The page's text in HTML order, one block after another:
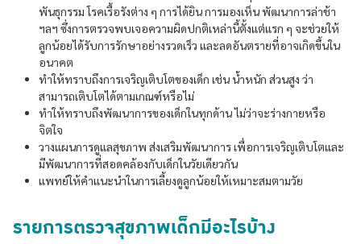
พันธุกรรม โรคเรื้อรังต่าง ๆ การได้ยิน การมองเห็น พัฒนาการล่าช้า
ฯลฯ ซึ่งการตรวจพบเจอความผิดปกติเหล่านี้ตั้งแต่แรก ๆ จะช่วยให้
ลูกน้อยได้รับการรักษาอย่างรวดเร็ว และลดอันตรายที่อาจเกิดขึ้นใน
อนาคต
ทำให้ทราบถึงการเจริญเติบโตของเด็ก เช่น น้ำหนัก ส่วนสูง ว่า
สามารถเติบโตได้ตามเกณฑ์หรือไม่
ทำให้ทราบถึงพัฒนาการของเด็กในทุกด้าน ไม่ว่าจะร่างกายหรือ
จิตใจ
วางแผนการดูแลสุขภาพ ส่งเสริมพัฒนาการ เพื่อการเจริญเติบโตและ
มีพัฒนาการที่สอดคล้องกับเด็กในวัยเดียวกัน
แพทย์ให้คำแนะนำในการเลี้ยงดูลูกน้อยให้เหมาะสมตามวัย
รายการตรวจสุขภาพเด็กมีอะไรบ้าง